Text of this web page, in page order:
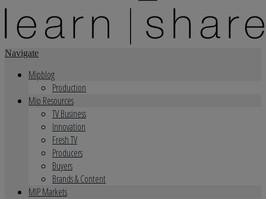
Navigate
Mipblog
Production
Mip Resources
TV Business
Innovation
Fresh TV
Producers
Buyers
Brands & Content
MIP Markets